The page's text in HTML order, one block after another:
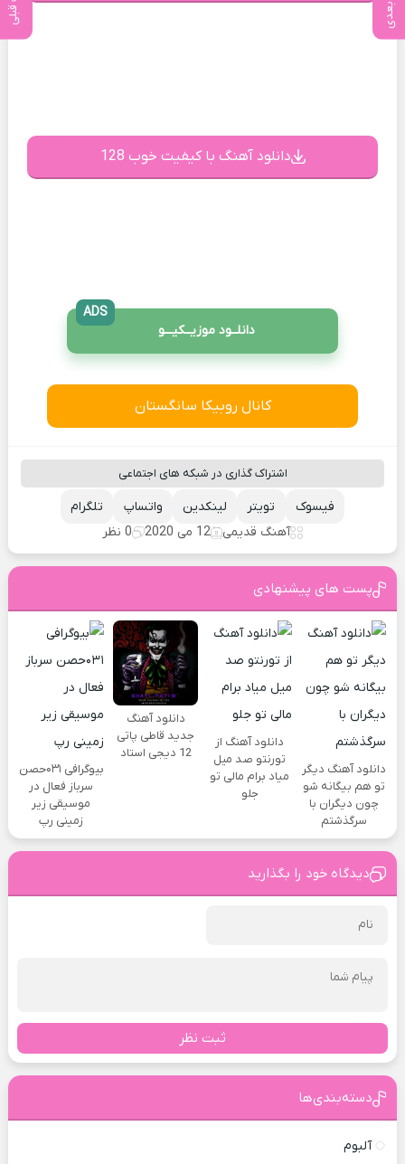
دانلود آهنگ با کیفیت خوب 128
دانلــود موزیــکیـــو
ADS
کانال روبیکا سانگستان
اشتراک گذاری در شبکه های اجتماعی
تلگرام واتساپ لینکدین تویتر
فیسوک
آهنگ قدیمی
12 می 2020 0 نظر
پست های پیشنهادی
دانلود آهنگ دیگر
تو هم بیگانه شو
چون دیگران با
سرگذشتم
دانلود آهنگ از
تورنتو صد میل
میاد برام مالی تو
جلو
دانلود آهنگ
جدید قاطی پاتی
12 دیجی استاد
بیوگرافی ۰۳۱حصن
سرباز فعال در
موسیقی زیر
زمینی رپ
دیدگاه خود را بگذارید
ثبت نظر
دسته‌بندی‌ها
آلبوم